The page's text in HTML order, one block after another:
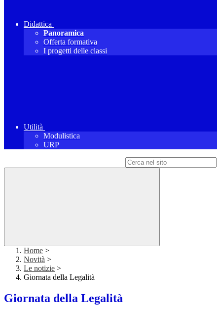
Didattica
Panoramica
Offerta formativa
I progetti delle classi
Utilità
Modulistica
URP
Home >
Novità >
Le notizie >
Giornata della Legalità
Giornata della Legalità